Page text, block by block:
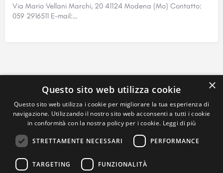
Via Mario Vellani Marchi, 20 41124 Modena (Mo) Contatto:
059 2916511 E-mail:…
×
Questo sito web utilizza cookie
Questo sito web utilizza i cookie per migliorare la tua esperienza di
navigazione. Utilizzando il nostro sito web acconsenti a tutti i cookie
in conformità con la nostra policy per i cookie. Leggi di più
STRETTAMENTE NECESSARI PERFORMANCE
TARGETING FUNZIONALITÀ